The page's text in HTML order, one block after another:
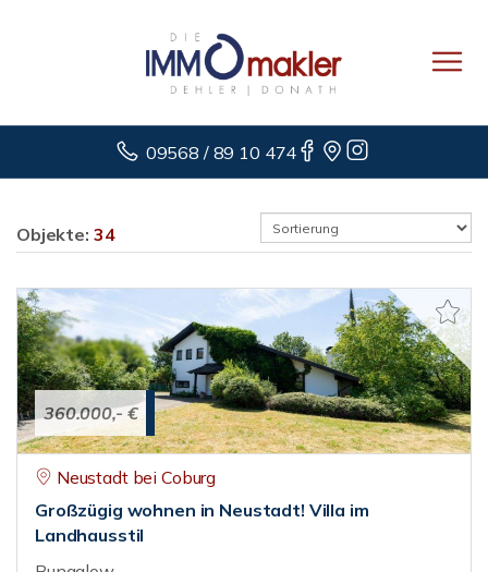
09568 / 89 10 474
Objekte: 34
360.000,- €
Neustadt bei Coburg
Großzügig wohnen in Neustadt! Villa im
Landhausstil